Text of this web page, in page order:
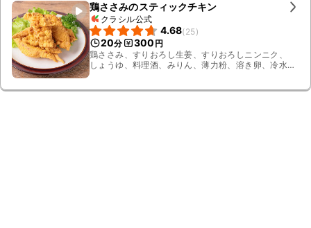
鶏ささみのスティックチキン
クラシル公式
4.68(25)
20分 300 円
鶏ささみ、すりおろし生姜、すりおろしニンニク、
しょうゆ、料理酒、みりん、薄力粉、溶き卵、冷水、